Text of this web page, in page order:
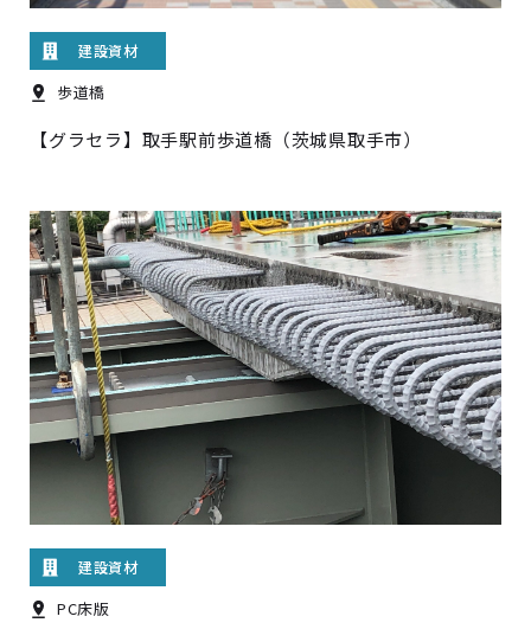
建設資材
歩道橋
【グラセラ】取手駅前歩道橋（茨城県取手市）
建設資材
PC床版